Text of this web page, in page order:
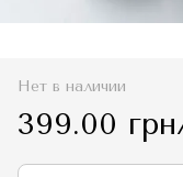
Нет в наличии
399.00